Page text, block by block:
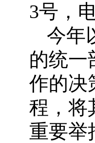
3号，
今年
的统一
作的决
程，将
重要举